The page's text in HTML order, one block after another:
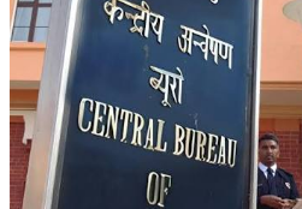
07 Aug 2026 48 Views
सीबीआई की चार्जशीट मेें बड़ा
करने का आरोप